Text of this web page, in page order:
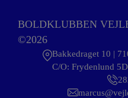
BOLDKLUBBEN
©2026
Bakkedraget 10 |
C/O: Frydenlund